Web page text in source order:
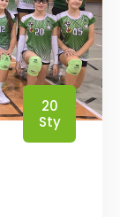
20
Sty